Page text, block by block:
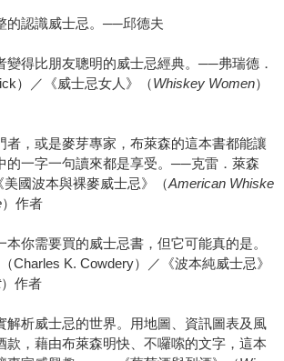
的認識威士忌。──邱德夫
變得比朋友聰明的威士忌經典。──弗瑞德．
）／《威士忌女人》（Whiskey Women）
者，或是麥芽專家，布萊森的這本書都能讓
的一字一句讀來都是享受。──克雷．萊森
美國波本與裸麥威士忌》（American Whiske
）作者
你需要買的威士忌書，但它可能真的是。
Charles K. Cowdery）／《波本純威士忌》
）作者
解析威士忌的世界。用地圖、資訊圖表及風
款，藉由布萊森明快、不囉嗦的文字，這本